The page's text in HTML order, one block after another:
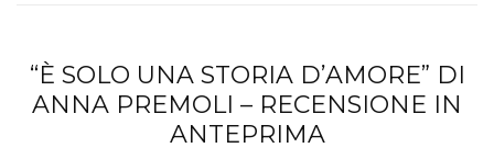
“È SOLO UNA STORIA D’AMORE” DI
ANNA PREMOLI – RECENSIONE IN
ANTEPRIMA